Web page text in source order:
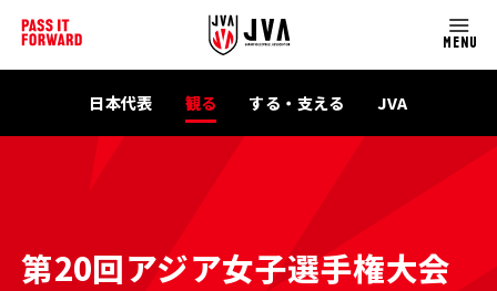
MENU
日本代表 観る する・支える JVA
第20回アジア女子選手権大会